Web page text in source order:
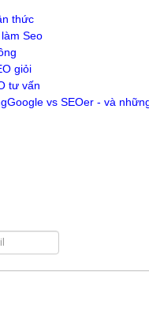
thức
Seo
giỏi
tư vấn
Google vs SEOer - và